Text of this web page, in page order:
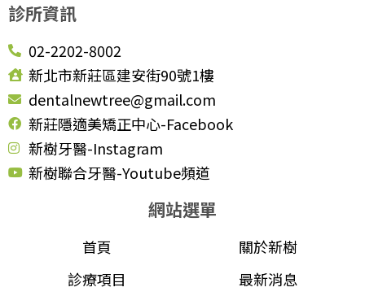
診所資訊
02-2202-8002
新北市新莊區建安街90號1樓
dentalnewtree@gmail.com
新莊隱適美矯正中心-Facebook
新樹牙醫-Instagram
新樹聯合牙醫-Youtube頻道
網站選單
首頁
關於新樹
診療項目
最新消息